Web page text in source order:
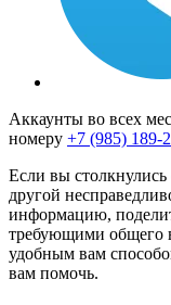
Аккаунты во всех
номеру +7 (985) 189-
Если вы
другой
информацию,
требующими общего
удобным вам
вам помочь.